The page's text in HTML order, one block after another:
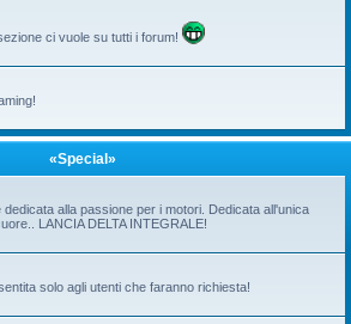
ci vuole su tutti i forum!
«Special»
dedicata alla passione per i motori. Dedicata all'unica
LANCIA DELTA INTEGRALE!
solo agli utenti che faranno richiesta!